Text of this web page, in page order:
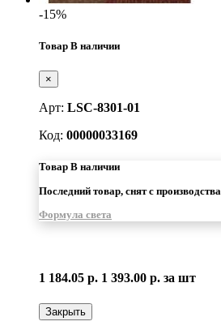
-15%
Товар В наличии
×
Арт: LSC-8301-01
Код: 00000033169
Товар В наличии
Последний товар, снят с производства
Формула света
1 184.05 р. 1 393.00 р. за шт
Закрыть